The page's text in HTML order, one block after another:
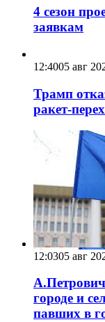
4 сезон
заявкам
12:4005 авг
Трамп
ракет-
12:0305 авг
городе и
павших в